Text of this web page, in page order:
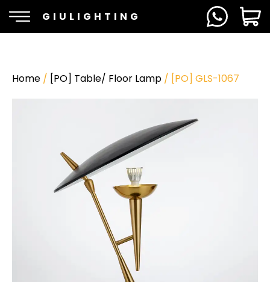
GIULIGHTING
Home / [PO] Table/ Floor Lamp / [PO] GLS-1067